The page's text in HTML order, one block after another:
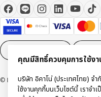
© Inter IKEA Systems B.V 1999-
คุณมีสิทธิ์ควบคุมการใช้ง
บริษัท อิคาโน่ (ประเทศไทย) จ
ใช้งานคุกกี้บนเว็บไซต์นี้ เราจำ